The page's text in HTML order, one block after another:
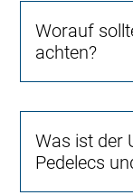
Worauf
achten?
Was ist der
Pedelecs